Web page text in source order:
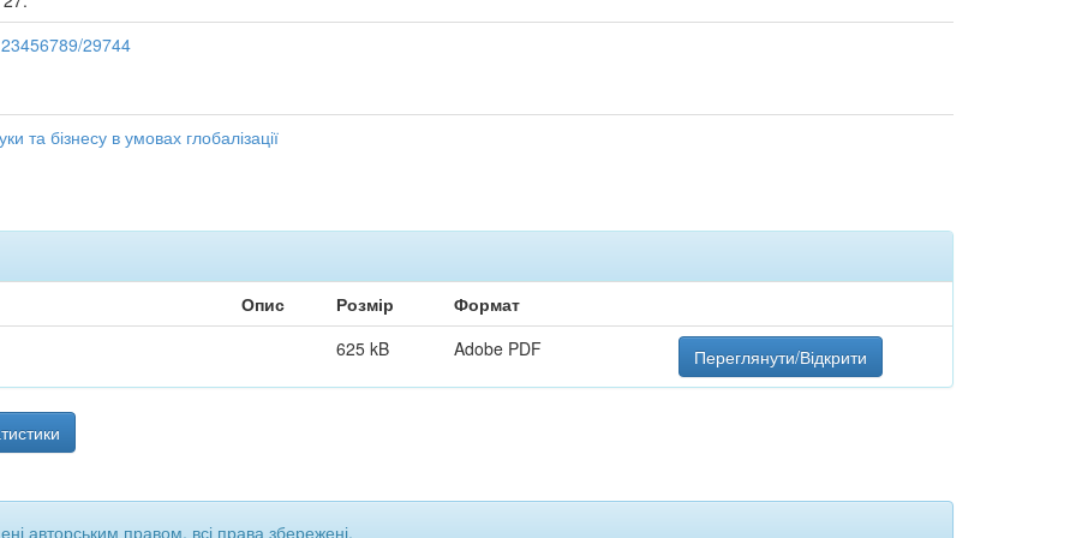
29744
та бізнесу в умовах глобалізації
Опис Розмір
Формат
625 kB
Adobe PDF Переглянути/Відкрити
авторським правом, всі права збережені.